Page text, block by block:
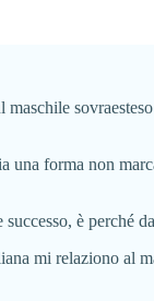
una forma non
è
mi relaziono al